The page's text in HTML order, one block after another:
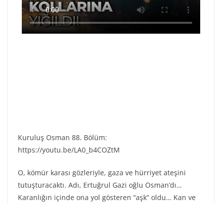
Kuruluş Osman 88. Bölüm:
https://youtu.be/LA0_b4COZtM
O, kömür karası gözleriyle, gaza ve hürriyet ateşini
tutuşturacaktı. Adı, Ertuğrul Gazi oğlu Osman’dı…
Karanlığın içinde ona yol gösteren “aşk” oldu… Kan ve